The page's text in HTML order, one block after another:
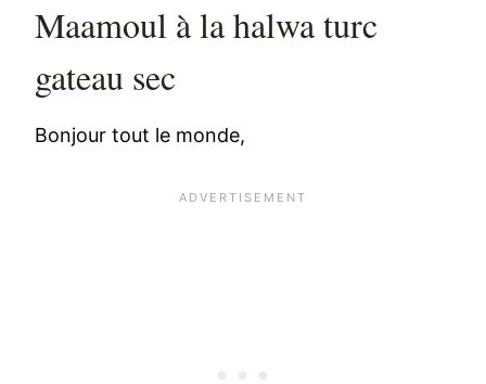
Maamoul à la halwa turc
gateau sec
Bonjour tout le monde,